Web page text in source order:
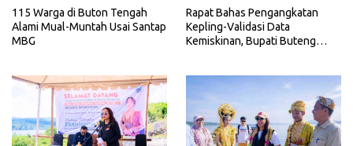
115 Warga di Buton Tengah
Alami Mual-Muntah Usai Santap
MBG
Rapat Bahas Pengangkatan
Kepling-Validasi Data
Kemiskinan, Bupati Buteng